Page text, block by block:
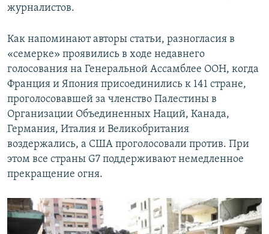
журналистов.
Как напоминают авторы статьи, разногласия в
«семерке» проявились в ходе недавнего
голосования на Генеральной Ассамблее ООН, когда
Франция и Япония присоединились к 141 стране,
проголосовавшей за членство Палестины в
Организации Объединенных Наций, Канада,
Германия, Италия и Великобритания
воздержались, а США проголосовали против. При
этом все страны G7 поддерживают немедленное
прекращение огня.